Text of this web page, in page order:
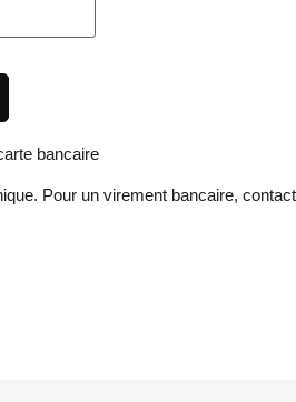
bancaire
Pour un virement bancaire,